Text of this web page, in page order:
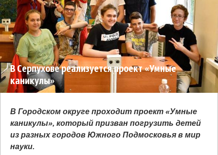
В Серпухове реализуется проект «Умные
каникулы»
В Городском округе проходит проект «Умные
каникулы», который призван погрузить детей
из разных городов Южного Подмосковья в мир
науки.